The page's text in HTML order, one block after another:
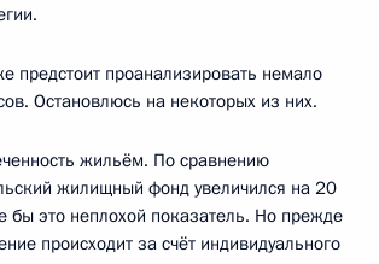
предстоит проанализировать немало
Остановлюсь на некоторых из них.
жильём. По сравнению
жилищный фонд увеличился на 20
бы это неплохой показатель. Но прежде
происходит за счёт индивидуального